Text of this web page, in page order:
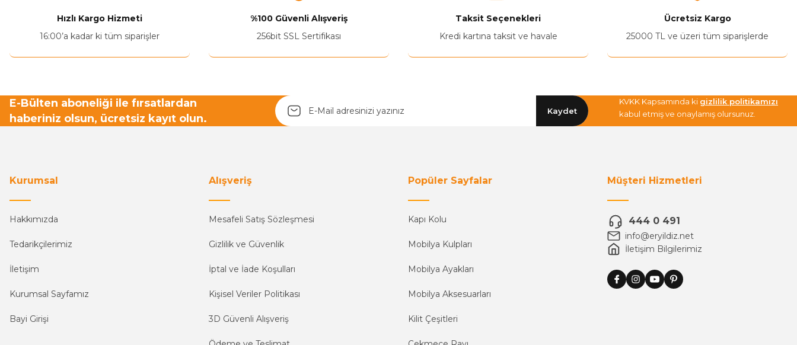
Hızlı Kargo Hizmeti
16:00’a kadar ki tüm siparişler
%100 Güvenli Alışveriş
256bit SSL Sertifikası
Taksit Seçenekleri
Kredi kartına taksit ve havale
Ücretsiz Kargo
25000 TL ve üzeri tüm siparişlerde
E-Bülten aboneliği ile fırsatlardan
haberiniz olsun, ücretsiz kayıt olun.
Kaydet
KVKK Kapsamında ki gizlilik politikamızı
kabul etmiş ve onaylamış olursunuz.
Kurumsal
Hakkımızda
Tedarikçilerimiz
İletişim
Kurumsal Sayfamız
Bayi Girişi
Alışveriş
Mesafeli Satış Sözleşmesi
Gizlilik ve Güvenlik
İptal ve İade Koşulları
Kişisel Veriler Politikası
3D Güvenli Alışveriş
Popüler Sayfalar
Kapı Kolu
Mobilya Kulpları
Mobilya Ayakları
Mobilya Aksesuarları
Kilit Çeşitleri
Müşteri Hizmetleri
444 0 491
info@eryildiz.net
İletişim Bilgilerimiz